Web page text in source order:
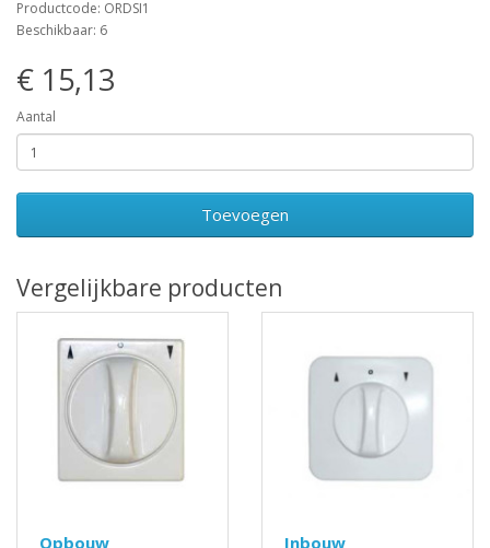
Productcode: ORDSI1
Beschikbaar: 6
€ 15,13
Aantal
Toevoegen
Vergelijkbare producten
Opbouw
Inbouw